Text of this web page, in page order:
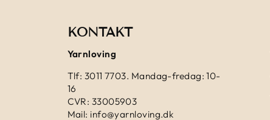
KONTAKT
Yarnloving
Tlf: 3011 7703. Mandag-fredag: 10-
16
CVR: 33005903
Mail: info@yarnloving.dk